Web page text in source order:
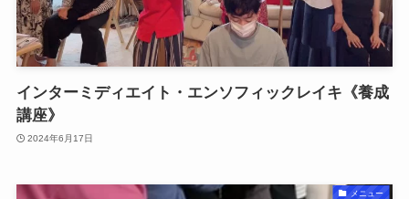
インターミディエイト・エンソフィックレイキ《養成
講座》
2024年6月17日
メニュー